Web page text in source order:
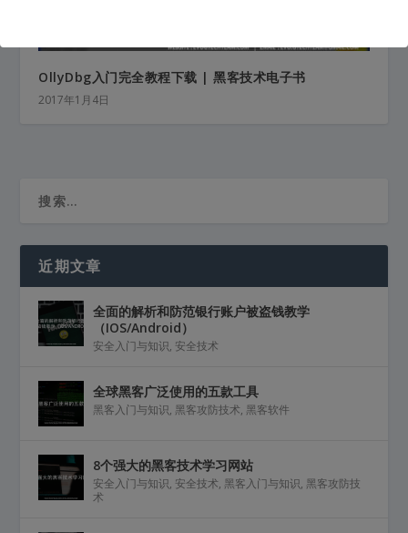
OllyDbg入门完全教程下载 | 黑客技术电子书
2017年1月4日
近期文章
全面的解析和防范银行账户被盗钱教学
（IOS/Android）
安全入门与知识, 安全技术
全球黑客广泛使用的五款工具
黑客入门与知识, 黑客攻防技术, 黑客软件
8个强大的黑客技术学习网站
安全入门与知识, 安全技术, 黑客入门与知识, 黑客攻防技
术